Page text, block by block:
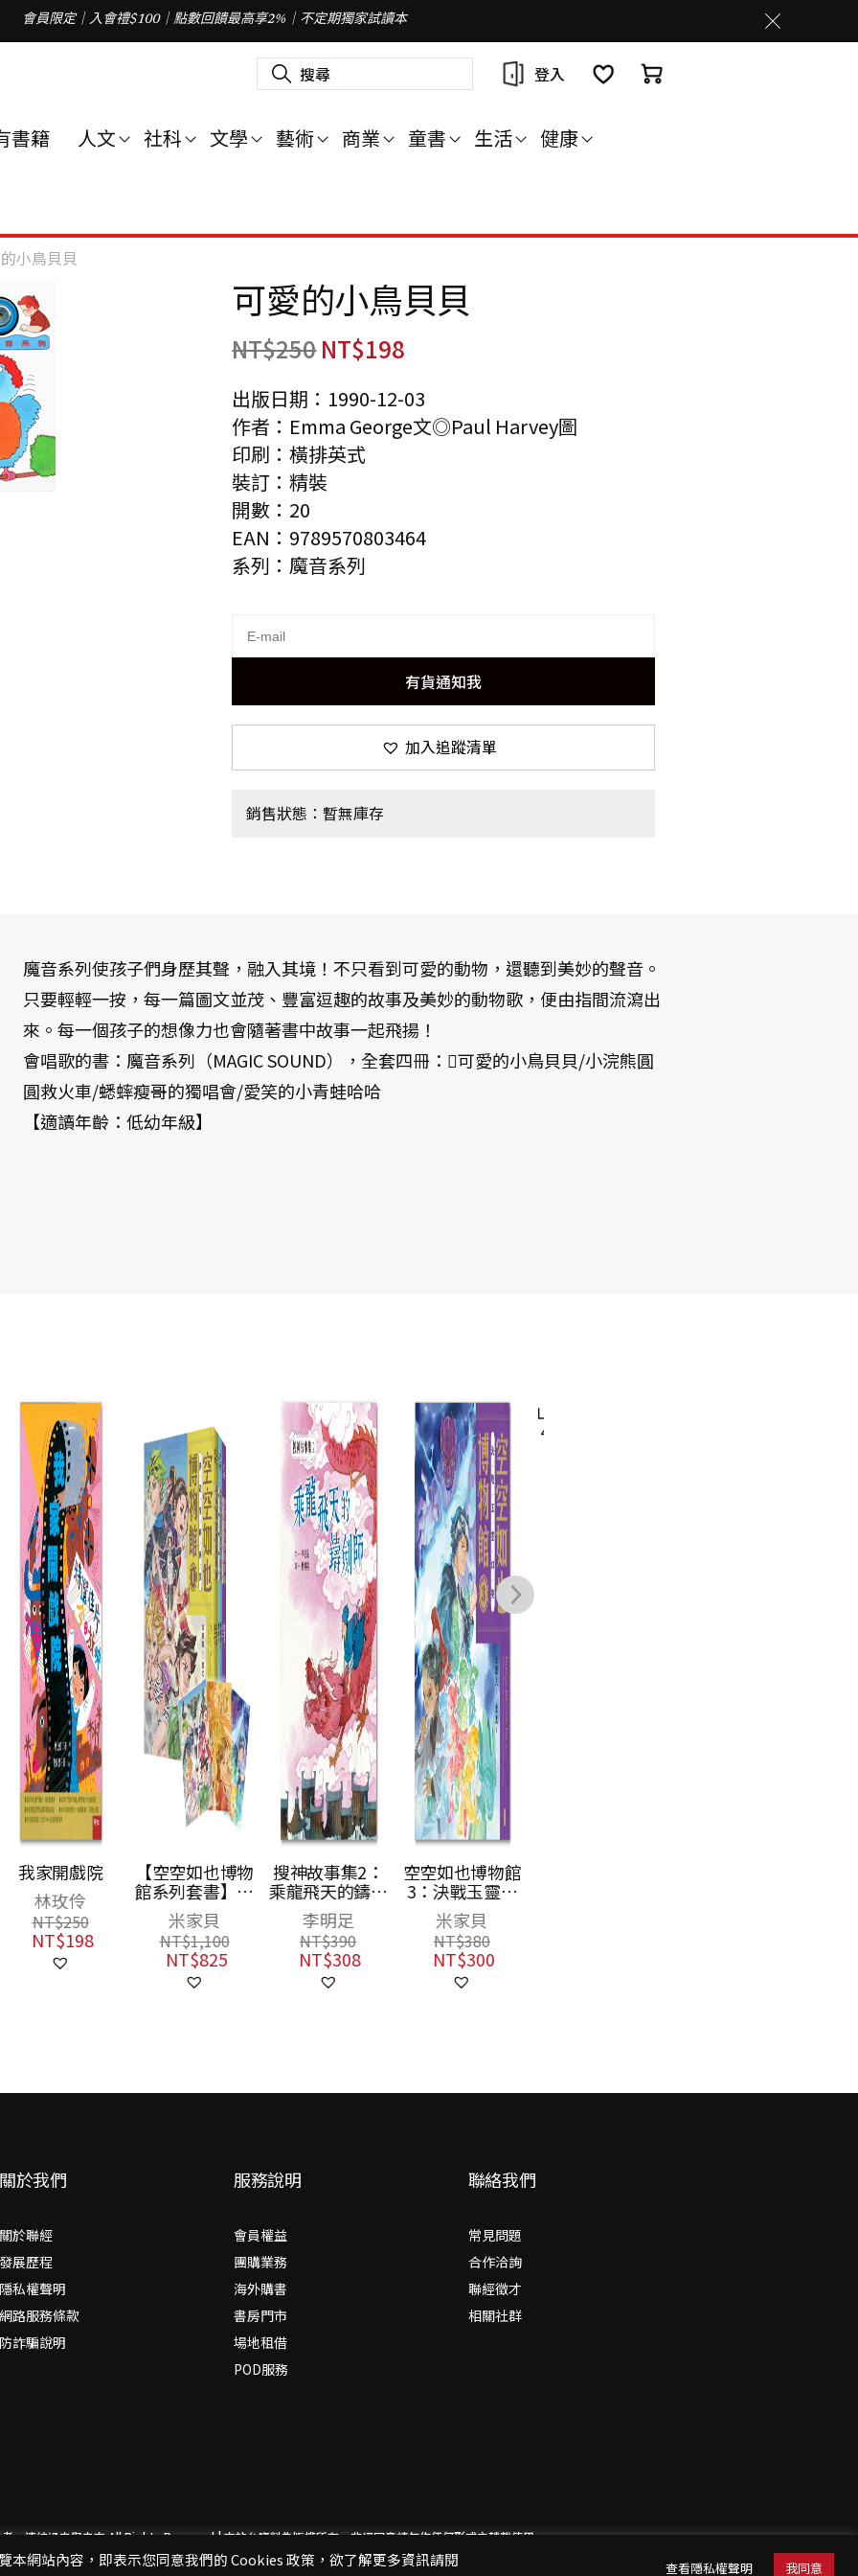
會員限定｜入會禮$100｜點數回饋最高享2%｜不定期獨家試讀本
搜
尋
字
登入
書籍 人文 社科 文學 藝術 商業 童書 生活 健康
小鳥貝貝
可愛的小鳥貝貝
NT$250NT$198
出版日期：1990-12-03
作者：Emma George文◎Paul Harvey圖
印刷：橫排英式
裝訂：精裝
開數：20
EAN：9789570803464
系列：魔音系列
有貨通知我
加入追蹤清單
銷售狀態：暫無庫存
魔音系列使孩子們身歷其聲，融入其境！不只看到可愛的動物，還聽到美妙的聲音。
只要輕輕一按，每一篇圖文並茂、豐富逗趣的故事及美妙的動物歌，便由指間流瀉出
來。每一個孩子的想像力也會隨著書中故事一起飛揚！
會唱歌的書：魔音系列（MAGIC SOUND），全套四冊：可愛的小鳥貝貝/小浣熊圓
圓救火車/蟋蟀瘦哥的獨唱會/愛笑的小青蛙哈哈
【適讀年齡：低幼年級】
【空空如也博物
館系列套書】：
夢遊青銅夜宴／
尋找睡美人／決
戰玉靈幻境（共
3冊），附贈
米家貝
NT$1,100
NT$
搜神故事集2：
乘龍飛天的鑄劍
師
李明足
NT$390
NT$308
空空如也博物館
3：決戰玉靈幻
境
米家貝
NT$380
NT$300
山海經裡的故事
4：東海先生的
不繫之舟
鄒敦怜
NT$350
NT$277
於我們
於聯經
展歷程
私權聲明
路服務條款
詐騙說明
服務說明
會員權益
團購業務
海外購書
書房門市
場地租借
POD服務
聯絡我們
常見問題
合作洽詢
聯經徵才
相關社群
，連結過去與未來All Rights Reserved | 本站台資料為版權所有，非經同意請勿作任何形式之轉載使用
網站內容，即表示您同意我們的 Cookies 政策，欲了解更多資訊請閱 查看隱私權聲明 我同意